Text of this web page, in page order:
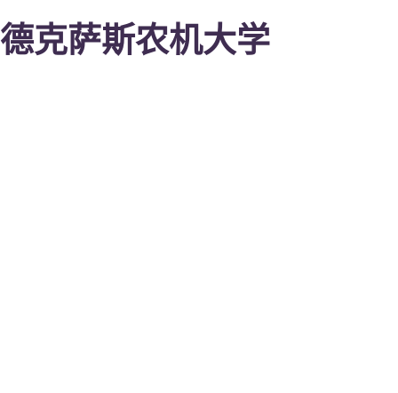
德克萨斯农机大学